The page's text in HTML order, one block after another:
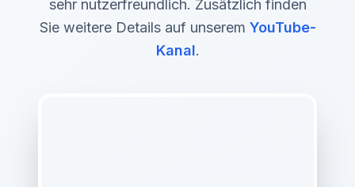
sehr nutzerfreundlich. Zusätzlich finden
Sie weitere Details auf unserem YouTube-
Kanal.